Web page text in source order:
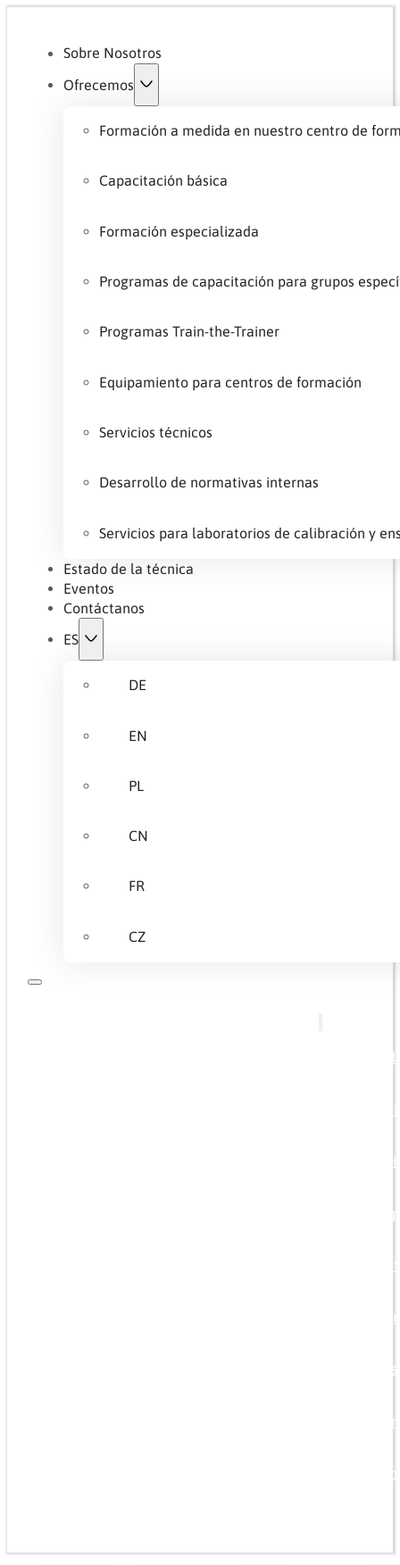
Sobre Nosotros
Ofrecemos
Formación a medida en nuestro centro de
Capacitación básica
Formación especializada
Programas de capacitación para grupos
Programas Train-the-Trainer
Equipamiento para centros de formación
Servicios técnicos
Desarrollo de normativas internas
Servicios para laboratorios de calibración y
Estado de la técnica
Eventos
Contáctanos
ES
DE
EN
PL
CN
FR
CZ
Formación a
Programas de
Equipamiento
Servicios técnicos
Desarrollo de
Servicios para